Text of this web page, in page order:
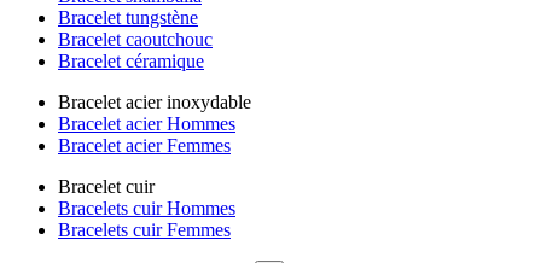
Bracelet tungstène
Bracelet caoutchouc
Bracelet céramique
Bracelet acier inoxydable
Bracelet acier Hommes
Bracelet acier Femmes
Bracelet cuir
Bracelets cuir Hommes
Bracelets cuir Femmes